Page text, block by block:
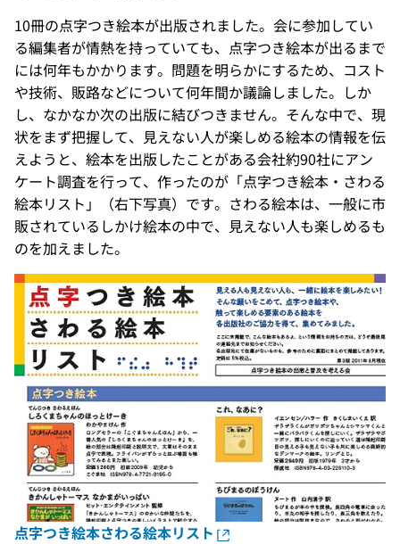
10冊の点字つき絵本が出版されました。会に参加してい
る編集者が情熱を持っていても、点字つき絵本が出るまで
には何年もかかります。問題を明らかにするため、コスト
や技術、販路などについて何年間か議論しました。しか
し、なかなか次の出版に結びつきません。そんな中で、現
状をまず把握して、見えない人が楽しめる絵本の情報を伝
えようと、絵本を出版したことがある会社約90社にアン
ケート調査を行って、作ったのが「点字つき絵本・さわる
絵本リスト」（右下写真）です。さわる絵本は、一般に市
販されているしかけ絵本の中で、見えない人も楽しめるも
のを加えました。
点字つき絵本さわる絵本リスト